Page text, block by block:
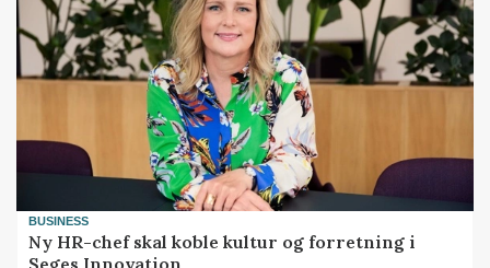
BUSINESS
Ny HR-chef skal koble kultur og forretning i
Seges Innovation